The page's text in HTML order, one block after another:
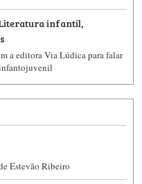
infantil,
a editora Via Lúdica para falar
Estevão Ribeiro